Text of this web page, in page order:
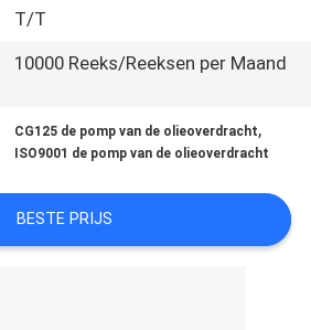
T/T
10000 Reeks/Reeksen per Maand
CG125 de pomp van de olieoverdracht,
ISO9001 de pomp van de olieoverdracht
BESTE PRIJS